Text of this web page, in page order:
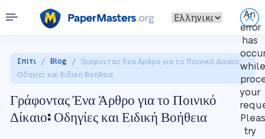
An
error
has
while
your
try
Σπίτι / Blog /
Γράφοντας Ένα Άρθρο για το Ποινικό Δίκαιο:
Οδηγίες και Ειδική Βοήθεια
Γράφοντας Ένα Άρθρο για το Ποινικό
Δίκαιο: Οδηγίες και Ειδική Βοήθεια